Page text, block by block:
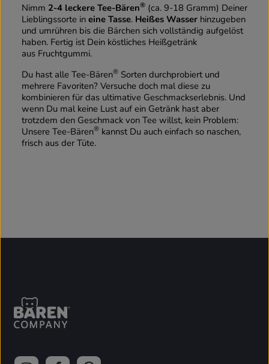
Nimm 2-4 leckere Tee-Bären® (ca. 9-18 Gramm) Deiner
Lieblingssorte in eine Tasse. Heißes Wasser hinzugeben
und umrühren bis die Bärchen sich vollständig aufgelöst
haben. Fertig ist Dein köstliches Heißgetränk
aus Fruchtgummi.
Du hast alle Tee-Bären® Sorten durchprobiert und
mehrere Favoriten? Versuche doch mal diese zu
kombinieren für das ultimative Geschmackserlebnis. Und
wenn Du mal keine Lust auf ein Getränk hast aber
trotzdem den Geschmack von Tee willst, kein Problem:
Unsere Tee-Bären® kannst Du auch einfach so naschen,
frisch aus der Tüte.